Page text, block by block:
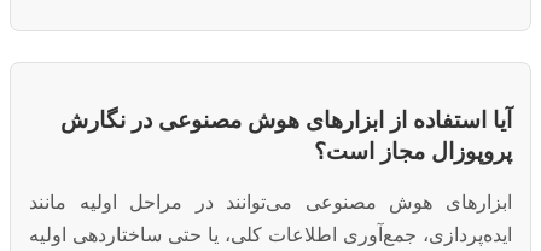
آیا استفاده از ابزارهای هوش مصنوعی در نگارش
پروپوزال مجاز است؟
ابزارهای هوش مصنوعی می‌توانند در مراحل اولیه مانند
ایده‌پردازی، جمع‌آوری اطلاعات کلی، یا حتی ساختاردهی اولیه